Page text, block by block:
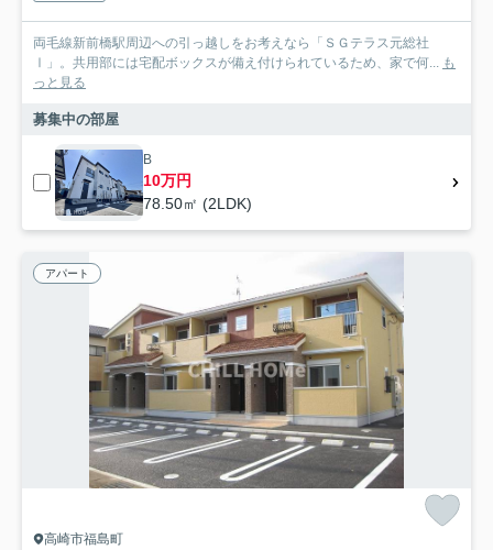
両毛線新前橋駅周辺への引っ越しをお考えなら「ＳＧテラス元総社
Ⅰ」。共用部には宅配ボックスが備え付けられているため、家で何... も
っと見る
募集中の部屋
B
10万円
78.50㎡ (2LDK)
アパート
高崎市福島町